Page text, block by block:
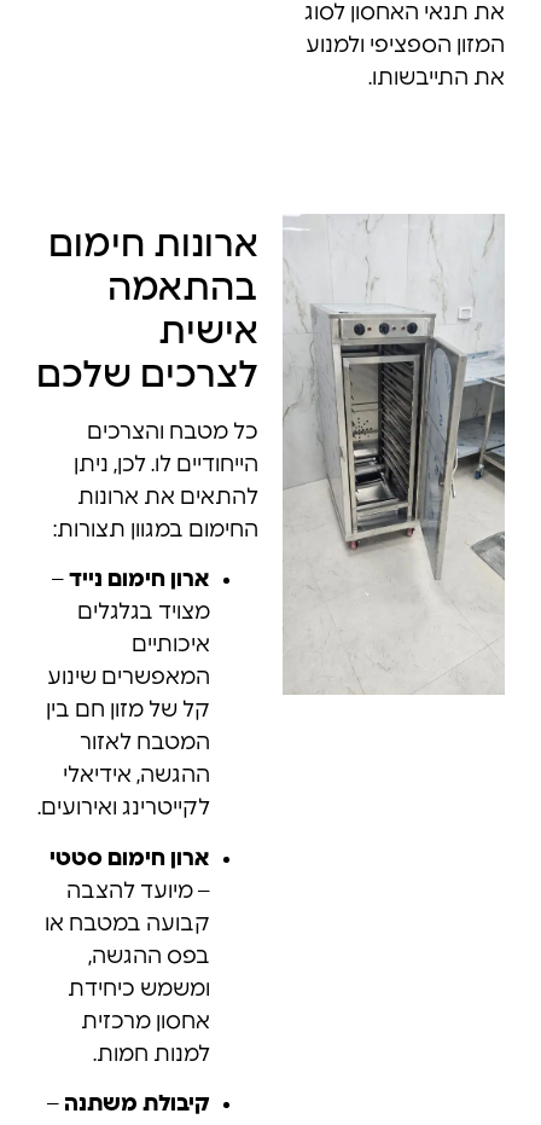
את תנאי האחסון לסוג
המזון הספציפי ולמנוע
את התייבשותו.
ארונות חימום
בהתאמה
אישית
לצרכים שלכם
כל מטבח והצרכים
הייחודיים לו. לכן, ניתן
להתאים את ארונות
החימום במגוון תצורות:
ארון חימום נייד –
מצויד בגלגלים
איכותיים
המאפשרים שינוע
קל של מזון חם בין
המטבח לאזור
ההגשה, אידיאלי
לקייטרינג ואירועים.
ארון חימום סטטי
– מיועד להצבה
קבועה במטבח או
בפס ההגשה,
ומשמש כיחידת
אחסון מרכזית
למנות חמות.
קיבולת משתנה –